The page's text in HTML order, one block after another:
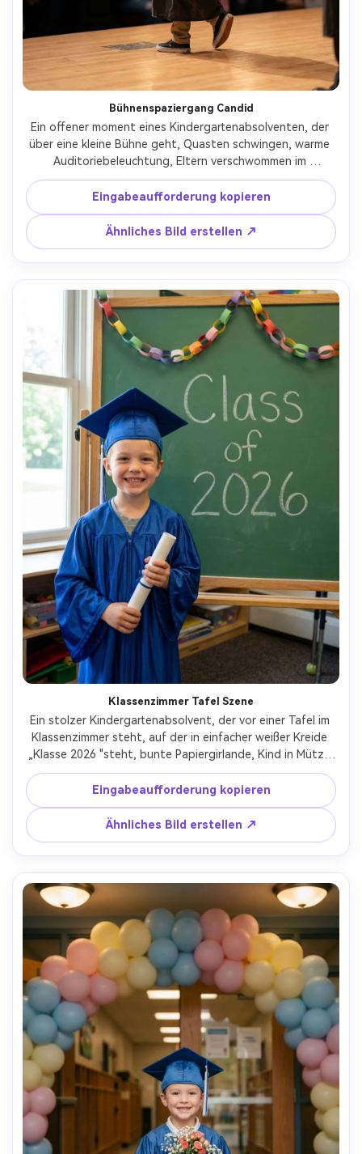
Bühnenspaziergang Candid
Ein offener moment eines Kindergartenabsolventen, der
über eine kleine Bühne geht, Quasten schwingen, warme
Auditoriebeleuchtung, Eltern verschwommen im
Hintergrund, geringe Schärfentiefe, aufgenommen mit
Sony A7IV, 70-200mm bei 135mm f/2.8, Bewegung
gefroren, Dokumentarfotografie-Gefühl, Photorealismus,
keine Marke oder Schulbeschilderung sichtbar-AR 4:5
Eingabeaufforderung kopieren
Ähnliches Bild erstellen ↗
Klassenzimmer Tafel Szene
Ein stolzer Kindergartenabsolvent, der vor einer Tafel im
Klassenzimmer steht, auf der in einfacher weißer Kreide
„Klasse 2026 "steht, bunte Papiergirlande, Kind in Mütze
und Kleid, das ein Diplom hält, helles Fensterlicht von der
Seite, aufgenommen auf Nikon Z8, 50 mm f/1.8,
Ganzkörperrahmen, natürlicher offener Ausdruck,
fotorealistisch, kein Schulname- -ar 4:5
Eingabeaufforderung kopieren
Ähnliches Bild erstellen ↗